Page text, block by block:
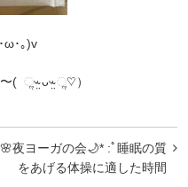
ω･｡)v
〜( ૢᵕ̴̤ ᴗᵕ̴̤ ૢ♡）
🌸夜ヨーガの会🌙* :ﾟ睡眠の質
をあげる体操に適した時間